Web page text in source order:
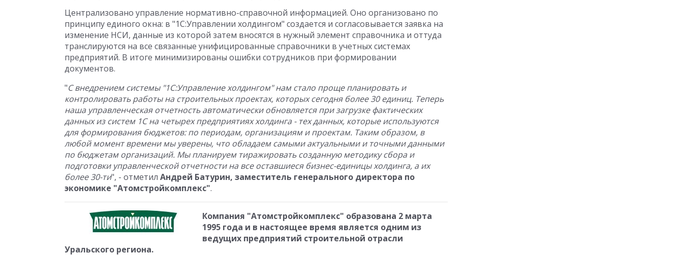
Централизовано управление нормативно-справочной информацией. Оно организовано по
принципу единого окна: в "1С:Управлении холдингом" создается и согласовывается заявка на
изменение НСИ, данные из которой затем вносятся в нужный элемент справочника и оттуда
транслируются на все связанные унифицированные справочники в учетных системах
предприятий. В итоге минимизированы ошибки сотрудников при формировании
документов.
"С внедрением системы "1С:Управление холдингом" нам стало проще планировать и
контролировать работы на строительных проектах, которых сегодня более 30 единиц. Теперь
наша управленческая отчетность автоматически обновляется при загрузке фактических
данных из систем 1С на четырех предприятиях холдинга - тех данных, которые используются
для формирования бюджетов: по периодам, организациям и проектам. Таким образом, в
любой момент времени мы уверены, что обладаем самыми актуальными и точными данными
по бюджетам организаций. Мы планируем тиражировать созданную методику сбора и
подготовки управленческой отчетности на все оставшиеся бизнес-единицы холдинга, а их
более 30-ти", - отметил Андрей Батурин, заместитель генерального директора по
экономике "Атомстройкомплекс".
Компания "Атомстройкомплекс" образована 2 марта
1995 года и в настоящее время является одним из
ведущих предприятий строительной отрасли
Уральского региона.